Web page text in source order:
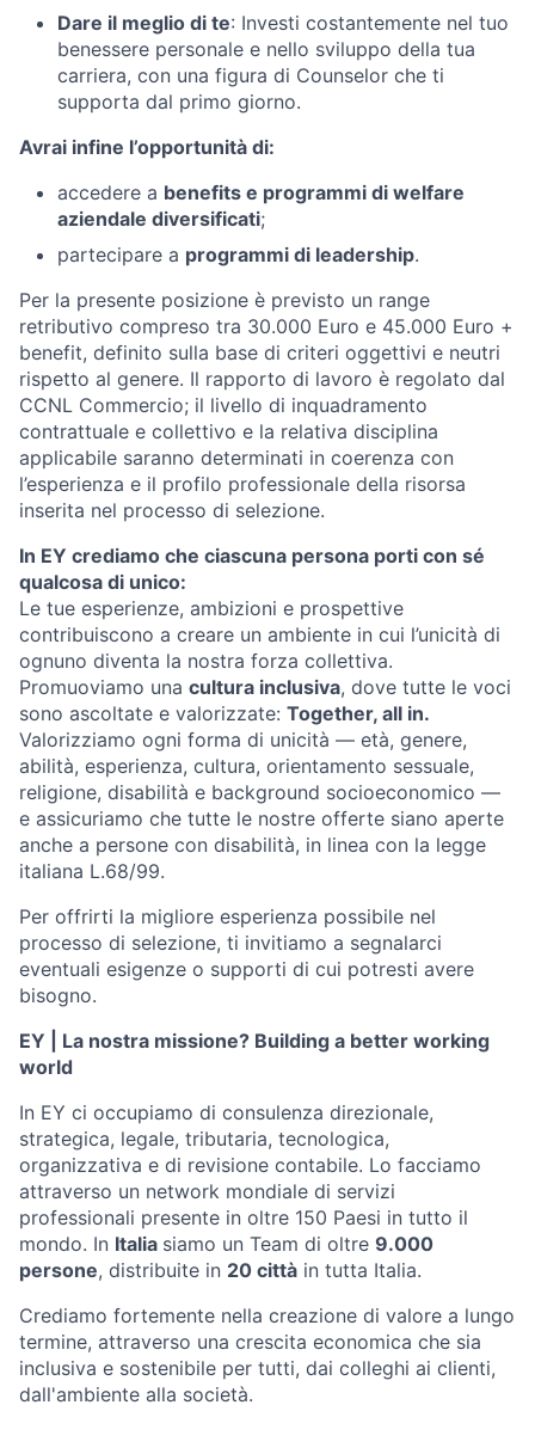
Dare il meglio di te: Investi costantemente nel tuo
benessere personale e nello sviluppo della tua
carriera, con una figura di Counselor che ti
supporta dal primo giorno.
Avrai infine l’opportunità di:
accedere a benefits e programmi di welfare
aziendale diversificati;
partecipare a programmi di leadership.
Per la presente posizione è previsto un range
retributivo compreso tra 30.000 Euro e 45.000 Euro +
benefit, definito sulla base di criteri oggettivi e neutri
rispetto al genere. Il rapporto di lavoro è regolato dal
CCNL Commercio; il livello di inquadramento
contrattuale e collettivo e la relativa disciplina
applicabile saranno determinati in coerenza con
l’esperienza e il profilo professionale della risorsa
inserita nel processo di selezione.
In EY crediamo che ciascuna persona porti con sé
qualcosa di unico:
Le tue esperienze, ambizioni e prospettive
contribuiscono a creare un ambiente in cui l’unicità di
ognuno diventa la nostra forza collettiva.
Promuoviamo una cultura inclusiva, dove tutte le voci
sono ascoltate e valorizzate: Together, all in.
Valorizziamo ogni forma di unicità — età, genere,
abilità, esperienza, cultura, orientamento sessuale,
religione, disabilità e background socioeconomico —
e assicuriamo che tutte le nostre offerte siano aperte
anche a persone con disabilità, in linea con la legge
italiana L.68/99.
Per offrirti la migliore esperienza possibile nel
processo di selezione, ti invitiamo a segnalarci
eventuali esigenze o supporti di cui potresti avere
bisogno.
EY | La nostra missione? Building a better working
world
In EY ci occupiamo di consulenza direzionale,
strategica, legale, tributaria, tecnologica,
organizzativa e di revisione contabile. Lo facciamo
attraverso un network mondiale di servizi
professionali presente in oltre 150 Paesi in tutto il
mondo. In Italia siamo un Team di oltre 9.000
persone, distribuite in 20 città in tutta Italia.
Crediamo fortemente nella creazione di valore a lungo
termine, attraverso una crescita economica che sia
inclusiva e sostenibile per tutti, dai colleghi ai clienti,
dall'ambiente alla società.